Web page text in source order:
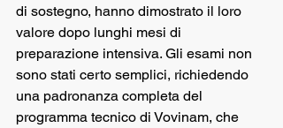
di sostegno, hanno dimostrato il loro
valore dopo lunghi mesi di
preparazione intensiva. Gli esami non
sono stati certo semplici, richiedendo
una padronanza completa del
programma tecnico di Vovinam, che